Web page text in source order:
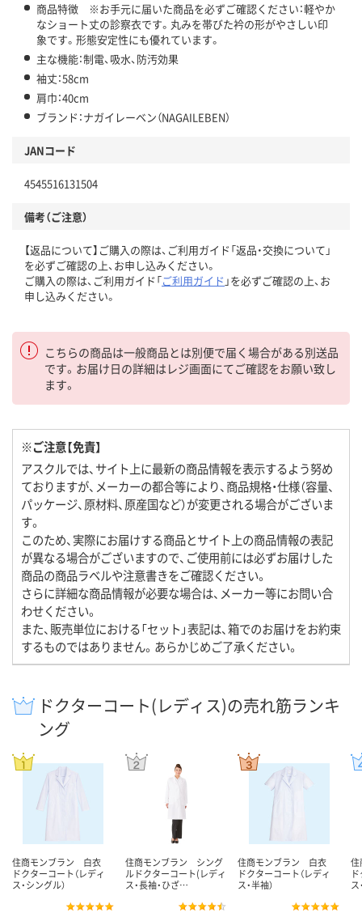
商品特徴 ※お手元に届いた商品を必ずご確認ください：軽やか
なショート丈の診察衣です。丸みを帯びた衿の形がやさしい印
象です。形態安定性にも優れています。
主な機能：制電、吸水、防汚効果
袖丈：58cm
肩巾：40cm
ブランド：ナガイレーベン（NAGAILEBEN）
JANコード
4545516131504
備考（ご注意）
【返品について】ご購入の際は、ご利用ガイド「返品・交換について」
を必ずご確認の上、お申し込みください。
ご購入の際は、ご利用ガイド「ご利用ガイド 」を必ずご確認の上、お
申し込みください。
こちらの商品は一般商品とは別便で届く場合がある別送品
です。お届け日の詳細はレジ画面にてご確認をお願い致し
ます。
※ご注意【免責】
アスクルでは、サイト上に最新の商品情報を表示するよう努め
ておりますが、メーカーの都合等により、商品規格・仕様（容量、
パッケージ、原材料、原産国など）が変更される場合がございま
す。
このため、実際にお届けする商品とサイト上の商品情報の表記
が異なる場合がございますので、ご使用前には必ずお届けした
商品の商品ラベルや注意書きをご確認ください。
さらに詳細な商品情報が必要な場合は、メーカー等にお問い合
わせください。
また、販売単位における「セット」表記は、箱でのお届けをお約束
するものではありません。あらかじめご了承ください。
ドクターコート(レディス)の売れ筋ランキ
ング
住商モンブラン 白衣
ドクターコート（レディ
ス・シングル）
住商モンブラン シング
ルドクターコート(レディ
ス・長袖・ひざ…
住商モンブラン 白衣
ドクターコート（レディ
ス・半袖）
ス